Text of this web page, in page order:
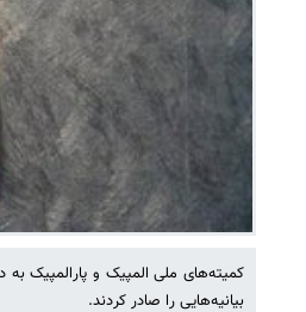
کمیته‌های ملی المپیک و پارالمپیک
بیانیه‌هایی را صادر کردند.